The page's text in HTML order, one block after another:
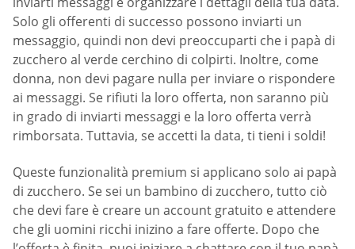
Solo gli offerenti di successo possono inviarti un
messaggio, quindi non devi preoccuparti che i papà di
zucchero al verde cerchino di colpirti. Inoltre, come
donna, non devi pagare nulla per inviare o rispondere
ai messaggi. Se rifiuti la loro offerta, non saranno più
in grado di inviarti messaggi e la loro offerta verrà
rimborsata. Tuttavia, se accetti la data, ti tieni i soldi!
Queste funzionalità premium si applicano solo ai papà
di zucchero. Se sei un bambino di zucchero, tutto ciò
che devi fare è creare un account gratuito e attendere
che gli uomini ricchi inizino a fare offerte. Dopo che